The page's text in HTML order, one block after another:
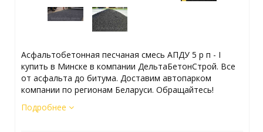
Асфальтобетонная песчаная смесь АПДУ 5 р п - I
купить в Минске в компании ДельтаБетонСтрой. Все
от асфальта до битума. Доставим автопарком
компании по регионам Беларуси. Обращайтесь!
Подробнее